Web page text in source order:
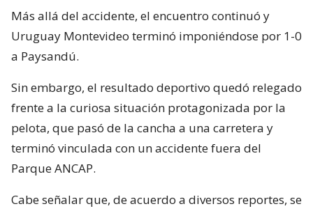
Más allá del accidente, el encuentro continuó y
Uruguay Montevideo terminó imponiéndose por 1-0
a Paysandú.
Sin embargo, el resultado deportivo quedó relegado
frente a la curiosa situación protagonizada por la
pelota, que pasó de la cancha a una carretera y
terminó vinculada con un accidente fuera del
Parque ANCAP.
Cabe señalar que, de acuerdo a diversos reportes, se